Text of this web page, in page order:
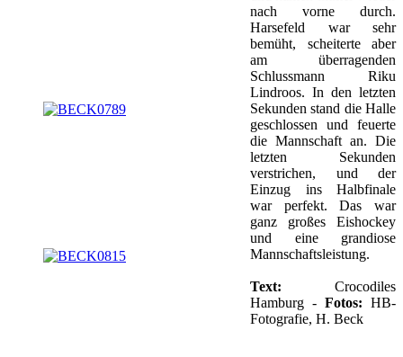
nach vorne durch.
Harsefeld war sehr
bemüht, scheiterte aber
am überragenden
Schlussmann Riku
Lindroos. In den letzten
Sekunden stand die Halle
geschlossen und feuerte
die Mannschaft an. Die
letzten Sekunden
verstrichen, und der
Einzug ins Halbfinale
war perfekt. Das war
ganz großes Eishockey
und eine grandiose
Mannschaftsleistung.
Text: Crocodiles
Hamburg - Fotos: HB-
Fotografie, H. Beck